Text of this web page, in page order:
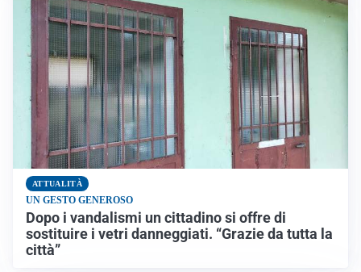
ATTUALITÀ
UN GESTO GENEROSO
Dopo i vandalismi un cittadino si offre di
sostituire i vetri danneggiati. “Grazie da tutta la
città”